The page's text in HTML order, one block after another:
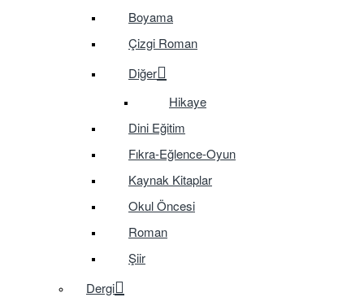
Boyama
Çizgi Roman
Diğer
Hikaye
Dini Eğitim
Fıkra-Eğlence-Oyun
Kaynak Kitaplar
Okul Öncesi
Roman
Şiir
Dergi